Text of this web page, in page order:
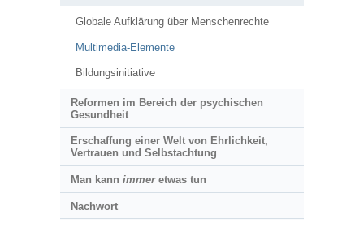
Globale Aufklärung über Menschenrechte
Multimedia-Elemente
Bildungsinitiative
Reformen im Bereich der psychischen
Gesundheit
Erschaffung einer Welt von Ehrlichkeit,
Vertrauen und Selbstachtung
Man kann immeretwas tun
Nachwort